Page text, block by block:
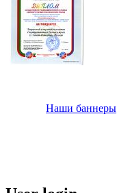
Наши баннеры